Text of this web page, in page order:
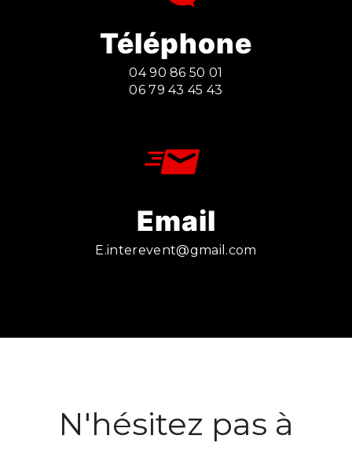
Téléphone
04 90 86 50 01
06 79 43 45 43
Email
e.interevent@gmail.com
N'hésitez pas à